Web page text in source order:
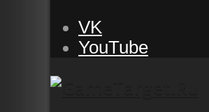
VK
YouTube